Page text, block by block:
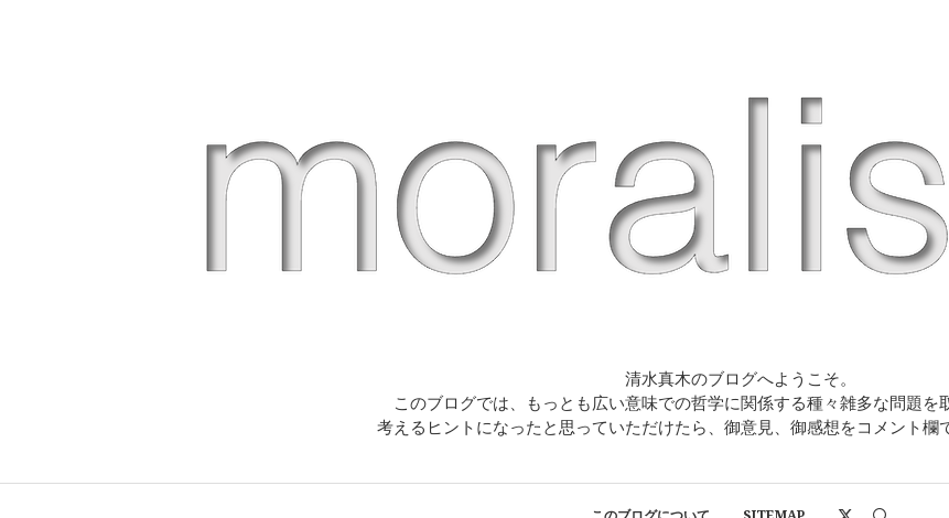
清水真木のブログへようこそ。
このブログでは、もっとも広い意味での哲学に関係する種々雑多な問題を
考えるヒントになったと思っていただけたら、御意見、御感想をコメント欄